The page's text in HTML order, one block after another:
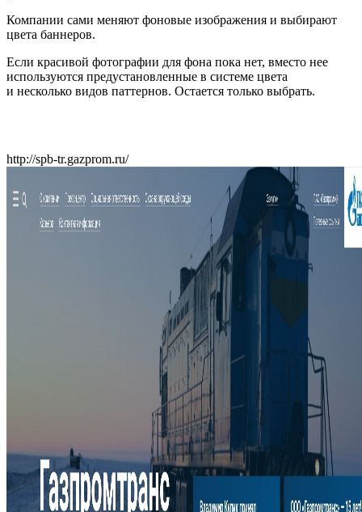
Компании сами меняют фоновые изображения и выбирают
цвета баннеров.
Если красивой фотографии для фона пока нет, вместо нее
используются предустановленные в системе цвета
и несколько видов паттернов. Остается только выбрать.
http://spb-tr.gazprom.ru/